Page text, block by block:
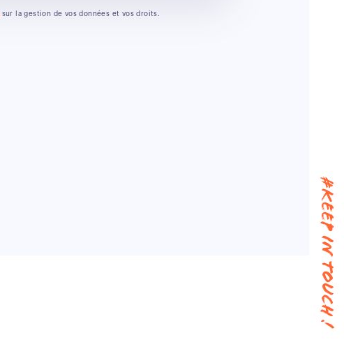
sur la gestion de vos données et vos droits.
#keep in touch !